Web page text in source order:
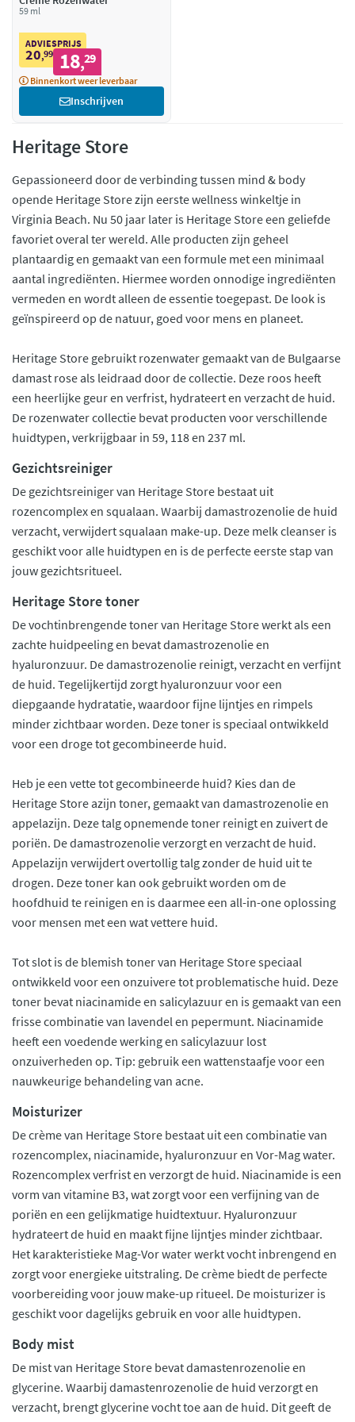
59 ml
ADVIESPRIJS
20,99 18,29
Binnenkort weer leverbaar
Inschrijven
Heritage Store
Gepassioneerd door de verbinding tussen mind & body
opende Heritage Store zijn eerste wellness winkeltje in
Virginia Beach. Nu 50 jaar later is Heritage Store een geliefde
favoriet overal ter wereld. Alle producten zijn geheel
plantaardig en gemaakt van een formule met een minimaal
aantal ingrediënten. Hiermee worden onnodige ingrediënten
vermeden en wordt alleen de essentie toegepast. De look is
geïnspireerd op de natuur, goed voor mens en planeet.
Heritage Store gebruikt rozenwater gemaakt van de Bulgaarse
damast rose als leidraad door de collectie. Deze roos heeft
een heerlijke geur en verfrist, hydrateert en verzacht de huid.
De rozenwater collectie bevat producten voor verschillende
huidtypen, verkrijgbaar in 59, 118 en 237 ml.
Gezichtsreiniger
De gezichtsreiniger van Heritage Store bestaat uit
rozencomplex en squalaan. Waarbij damastrozenolie de huid
verzacht, verwijdert squalaan make-up. Deze melk cleanser is
geschikt voor alle huidtypen en is de perfecte eerste stap van
jouw gezichtsritueel.
Heritage Store toner
De vochtinbrengende toner van Heritage Store werkt als een
zachte huidpeeling en bevat damastrozenolie en
hyaluronzuur. De damastrozenolie reinigt, verzacht en verfijnt
de huid. Tegelijkertijd zorgt hyaluronzuur voor een
diepgaande hydratatie, waardoor fijne lijntjes en rimpels
minder zichtbaar worden. Deze toner is speciaal ontwikkeld
voor een droge tot gecombineerde huid.
Heb je een vette tot gecombineerde huid? Kies dan de
Heritage Store azijn toner, gemaakt van damastrozenolie en
appelazijn. Deze talg opnemende toner reinigt en zuivert de
poriën. De damastrozenolie verzorgt en verzacht de huid.
Appelazijn verwijdert overtollig talg zonder de huid uit te
drogen. Deze toner kan ook gebruikt worden om de
hoofdhuid te reinigen en is daarmee een all-in-one oplossing
voor mensen met een wat vettere huid.
Tot slot is de blemish toner van Heritage Store speciaal
ontwikkeld voor een onzuivere tot problematische huid. Deze
toner bevat niacinamide en salicylazuur en is gemaakt van een
frisse combinatie van lavendel en pepermunt. Niacinamide
heeft een voedende werking en salicylazuur lost
onzuiverheden op. Tip: gebruik een wattenstaafje voor een
nauwkeurige behandeling van acne.
Moisturizer
De crème van Heritage Store bestaat uit een combinatie van
rozencomplex, niacinamide, hyaluronzuur en Vor-Mag water.
Rozencomplex verfrist en verzorgt de huid. Niacinamide is een
vorm van vitamine B3, wat zorgt voor een verfijning van de
poriën en een gelijkmatige huidtextuur. Hyaluronzuur
hydrateert de huid en maakt fijne lijntjes minder zichtbaar.
Het karakteristieke Mag-Vor water werkt vocht inbrengend en
zorgt voor energieke uitstraling. De crème biedt de perfecte
voorbereiding voor jouw make-up ritueel. De moisturizer is
geschikt voor dagelijks gebruik en voor alle huidtypen.
Body mist
De mist van Heritage Store bevat damastenrozenolie en
glycerine. Waarbij damastenrozenolie de huid verzorgt en
verzacht, brengt glycerine vocht toe aan de huid. Dit geeft de